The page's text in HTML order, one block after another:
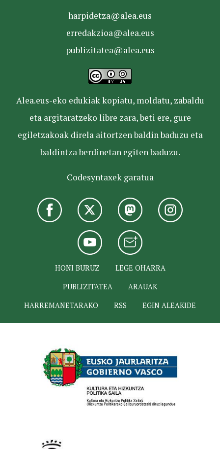
harpidetza@alea.eus
erredakzioa@alea.eus
publizitatea@alea.eus
Alea.eus-eko edukiak kopiatu, moldatu, zabaldu
eta argitaratzeko libre zara, beti ere, gure
egiletzakoak direla aitortzen baldin baduzu eta
baldintza berdinetan egiten baduzu.
Codesyntaxek garatua
HONI BURUZ
LEGE OHARRA
PUBLIZITATEA
ARAUAK
HARREMANETARAKO
RSS EGIN ALEAKIDE